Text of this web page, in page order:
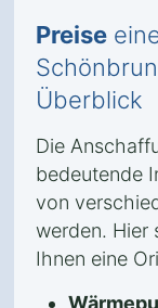
Preise
Überblick
Die
bedeutende
von
werden. Hier
Ihnen eine